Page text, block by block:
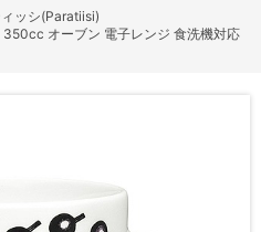
ッシ(Paratiisi)
オーブン 電子レンジ 食洗機対応